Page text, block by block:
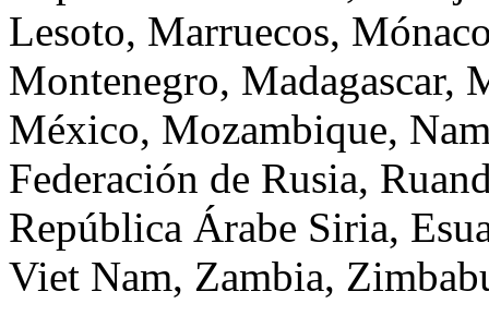
Lesoto, Marruecos,
Montenegro, Madagascar,
México, Mozambique,
Federación de Rusia,
República Árabe Siria,
Viet Nam, Zambia,